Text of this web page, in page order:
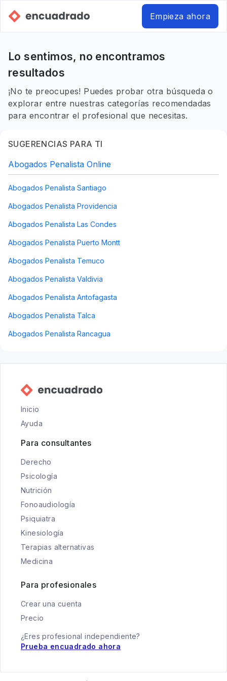
Empieza ahora
Lo sentimos, no encontramos
resultados
¡No te preocupes! Puedes probar otra búsqueda o
explorar entre nuestras categorías recomendadas
para encontrar el profesional que necesitas.
SUGERENCIAS PARA TI
Abogados Penalista Online
Abogados Penalista Santiago
Abogados Penalista Providencia
Abogados Penalista Las Condes
Abogados Penalista Puerto Montt
Abogados Penalista Temuco
Abogados Penalista Valdivia
Abogados Penalista Antofagasta
Abogados Penalista Talca
Abogados Penalista Rancagua
Inicio
Ayuda
Para consultantes
Derecho
Psicología
Nutrición
Fonoaudiología
Psiquiatra
Kinesiología
Terapias alternativas
Medicina
Para profesionales
Crear una cuenta
Precio
¿Eres profesional independiente?
Prueba encuadrado ahora